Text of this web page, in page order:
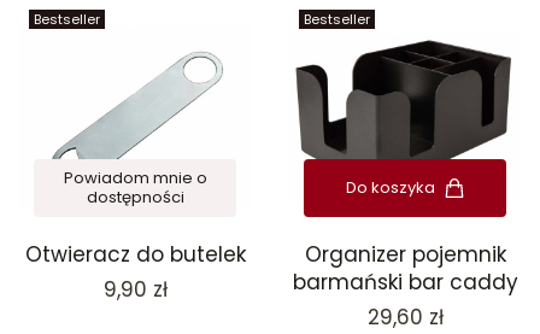
Bestseller
Powiadom mnie o
dostępności
Otwieracz do butelek
Cena
9,90 zł
Bestseller
Do koszyka
Organizer pojemnik
barmański bar caddy
Cena
29,60 zł